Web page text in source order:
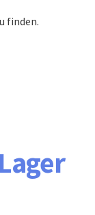
finden.